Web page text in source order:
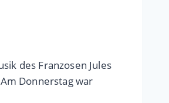
des Franzosen Jules
Donnerstag war